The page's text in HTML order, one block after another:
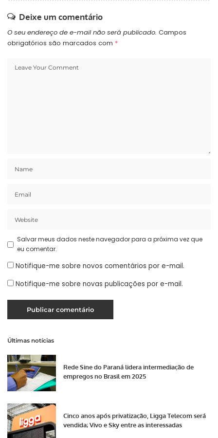
Deixe um comentário
O seu endereço de e-mail não será publicado. Campos
obrigatórios são marcados com *
Salvar meus dados neste navegador para a próxima vez que
eu comentar.
Notifique-me sobre novos comentários por e-mail.
Notifique-me sobre novas publicações por e-mail.
Últimas notícias
Rede Sine do Paraná lidera intermediação de
empregos no Brasil em 2025
Cinco anos após privatização, Ligga Telecom será
vendida; Vivo e Sky entre as interessadas